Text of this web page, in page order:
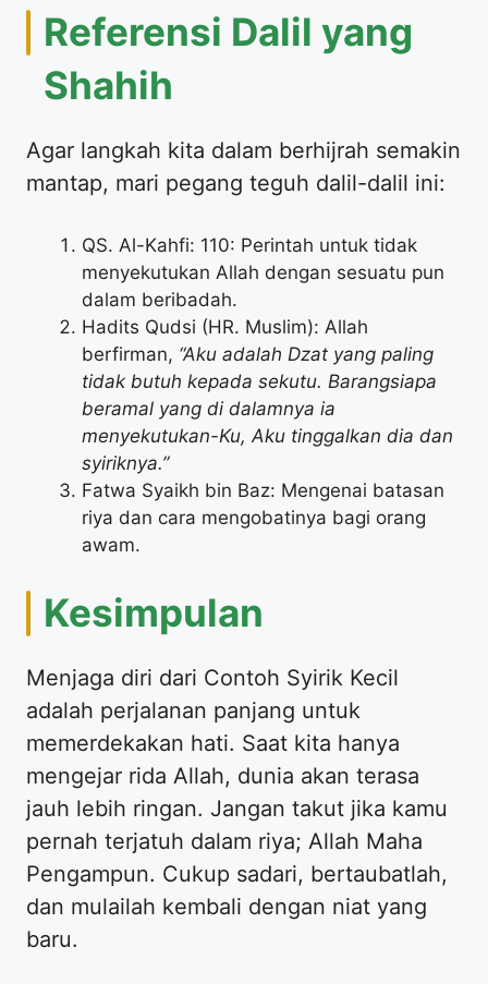
Referensi Dalil yang
Shahih
Agar langkah kita dalam berhijrah semakin
mantap, mari pegang teguh dalil-dalil ini:
QS. Al-Kahfi: 110: Perintah untuk tidak
menyekutukan Allah dengan sesuatu pun
dalam beribadah.
Hadits Qudsi (HR. Muslim): Allah
berfirman, “Aku adalah Dzat yang paling
tidak butuh kepada sekutu. Barangsiapa
beramal yang di dalamnya ia
menyekutukan-Ku, Aku tinggalkan dia dan
syiriknya.”
Fatwa Syaikh bin Baz: Mengenai batasan
riya dan cara mengobatinya bagi orang
awam.
Kesimpulan
Menjaga diri dari Contoh Syirik Kecil
adalah perjalanan panjang untuk
memerdekakan hati. Saat kita hanya
mengejar rida Allah, dunia akan terasa
jauh lebih ringan. Jangan takut jika kamu
pernah terjatuh dalam riya; Allah Maha
Pengampun. Cukup sadari, bertaubatlah,
dan mulailah kembali dengan niat yang
baru.